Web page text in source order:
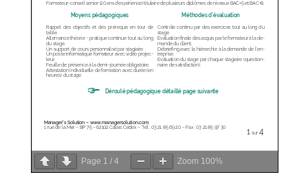
Page 1 / 4 Zoom 100%